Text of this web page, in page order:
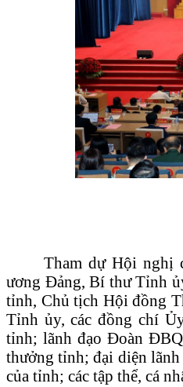
Tham dự Hội nghị
ương Đảng, Bí thư Tỉnh
tỉnh, Chủ tịch Hội đồng
Tỉnh ủy, các đồng chí
tỉnh; lãnh đạo Đoàn
thưởng tỉnh; đại diện
của tỉnh; các tập thể, cá